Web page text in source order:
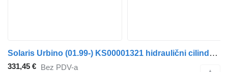
Solaris Urbino (01.99-) KS00001321 hidraulični cilindar za Solaris Urbino, Alpino, Vacanza (1999-) autobusa
331,45 € Bez PDV-a